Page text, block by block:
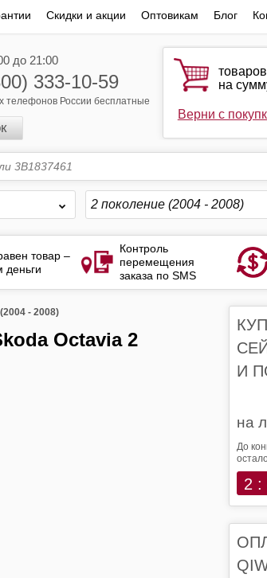
Скидки и акции Оптовикам Блог
до 21:00
333-10-59
телефонов России бесплатные
на
Верни с
2 поколение (2004 - 2008)
товар –
деньги
Контроль
перемещения
заказа по SMS
- 2008)
И
на
До
2 :